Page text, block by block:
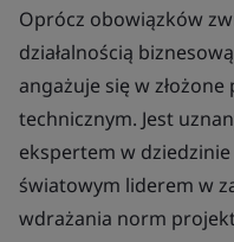
Oprócz obowiązków
działalnością
angażuje się w
technicznym. Jest
ekspertem w
światowym liderem w
wdrażania norm